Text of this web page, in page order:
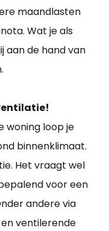
maandlasten
Wat je als
aan de hand van
woning loop je
binnenklimaat.
Het vraagt wel
voor een
andere via
ventilerende